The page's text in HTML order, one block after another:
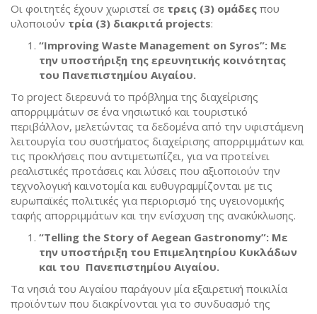
Οι φοιτητές έχουν χωριστεί σε τρεις (3) ομάδες που
υλοποιούν τρία (3) διακριτά projects:
“Improving Waste Management on Syros”: Με
την υποστήριξη της ερευνητικής κοινότητας
του Πανεπιστημίου Αιγαίου.
To project διερευνά το πρόβλημα της διαχείρισης
απορριμμάτων σε ένα νησιωτικό και τουριστικό
περιβάλλον, μελετώντας τα δεδομένα από την υφιστάμενη
λειτουργία του συστήματος διαχείρισης απορριμμάτων και
τις προκλήσεις που αντιμετωπίζει, για να προτείνει
ρεαλιστικές προτάσεις και λύσεις που αξιοποιούν την
τεχνολογική καινοτομία και ευθυγραμμίζονται με τις
ευρωπαϊκές πολιτικές για περιορισμό της υγειονομικής
ταφής απορριμμάτων και την ενίσχυση της ανακύκλωσης.
“Telling the Story of Aegean Gastronomy”: Με
την υποστήριξη του Επιμελητηρίου Κυκλάδων
και του Πανεπιστημίου Αιγαίου.
Τα νησιά του Αιγαίου παράγουν μία εξαιρετική ποικιλία
προϊόντων που διακρίνονται για το συνδυασμό της